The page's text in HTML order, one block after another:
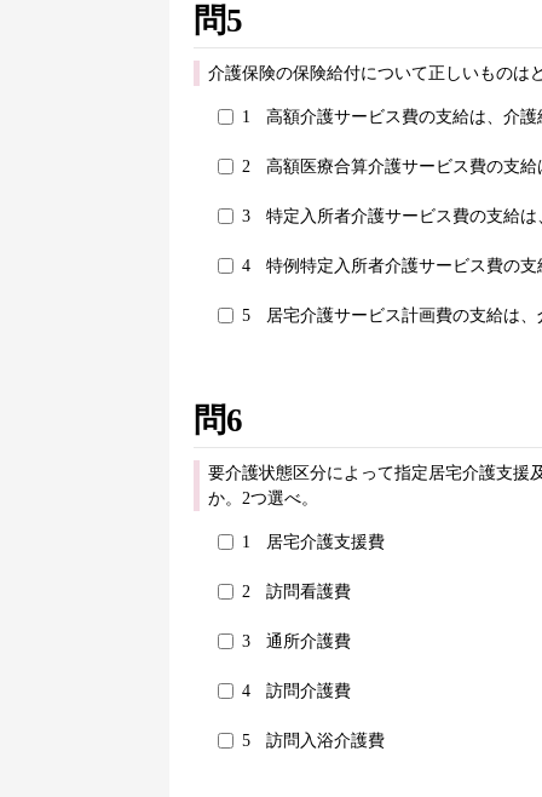
問5
介護保険の保険給付について正しいものは
1 高額介護サービス費の支給は、介
2 高額医療合算介護サービス費の支
3 特定入所者介護サービス費の支給
4 特例特定入所者介護サービス費の
5 居宅介護サービス計画費の支給は
問6
要介護状態区分によって指定居宅介護支援
か。2つ選べ。
1 居宅介護支援費
2 訪問看護費
3 通所介護費
4 訪問介護費
5 訪問入浴介護費